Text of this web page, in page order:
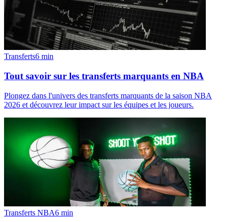
Transferts6 min
Tout savoir sur les transferts marquants en NBA
Plongez dans l'univers des transferts marquants de la saison NBA
2026 et découvrez leur impact sur les équipes et les joueurs.
Transferts NBA6 min